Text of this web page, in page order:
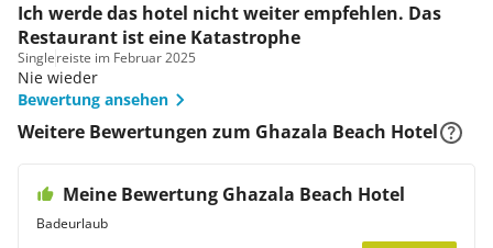
Ich werde das hotel nicht weiter empfehlen. Das
Restaurant ist eine Katastrophe
Singlereiste im Februar 2025
Nie wieder
Bewertung ansehen
Weitere Bewertungen zum Ghazala Beach Hotel
Meine Bewertung Ghazala Beach Hotel
Badeurlaub